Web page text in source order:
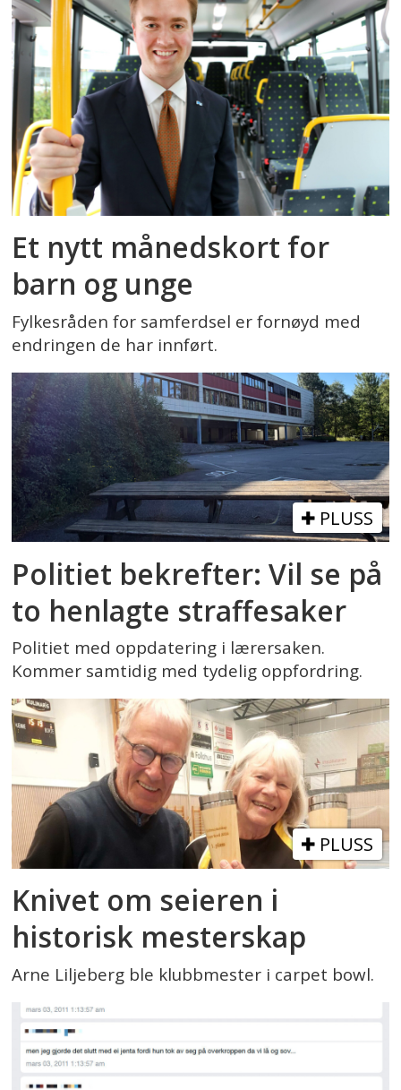
Et nytt månedskort for
barn og unge
Fylkesråden for samferdsel er fornøyd med
endringen de har innført.
PLUSS
Politiet bekrefter: Vil se på
to henlagte straffesaker
Politiet med oppdatering i lærersaken.
Kommer samtidig med tydelig oppfordring.
PLUSS
Knivet om seieren i
historisk mesterskap
Arne Liljeberg ble klubbmester i carpet bowl.